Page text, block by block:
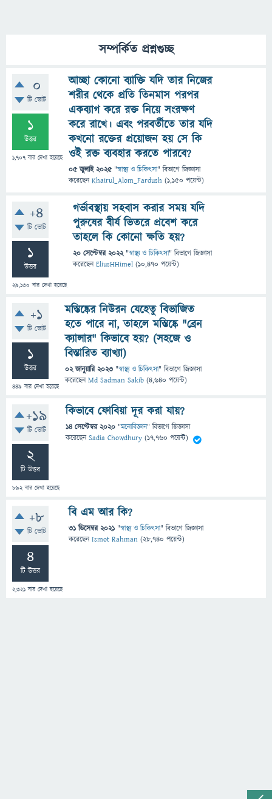
সম্পর্কিত প্রশ্নগুচ্ছ
0
টি ভোট
1
উত্তর
1,707 বার দেখা হয়েছে
আচ্ছা কোনো ব্যাক্তি যদি তার নিজের
শরীর থেকে প্রতি তিনমাস পরপর
একব্যাগ করে রক্ত নিয়ে সংরক্ষণ
করে রাখে। এবং পরবর্তীতে তার যদি
কখনো রক্তের প্রয়োজন হয় সে কি
ওই রক্ত ব্যবহার করতে পারবে?
05 জুলাই 2025 "স্বাস্থ্য ও চিকিৎসা" বিভাগে জিজ্ঞাসা
করেছেনKhairul_Alom_Fardush (1,150 পয়েন্ট)
+4
টি ভোট
1
উত্তর
29,130 বার দেখা হয়েছে
গর্ভাবস্থায় সহবাস করার সময় যদি
পুরুষের বীর্য ভিতরে প্রবেশ করে
তাহলে কি কোনো ক্ষতি হয়?
20 সেপ্টেম্বর 2022 "স্বাস্থ্য ও চিকিৎসা" বিভাগে জিজ্ঞাসা
করেছেনEliusHHimel (10,470 পয়েন্ট)
+1
টি ভোট
1
উত্তর
449 বার দেখা হয়েছে
মস্তিষ্কের নিউরন যেহেতু বিভাজিত
হতে পারে না, তাহলে মস্তিষ্কে "ব্রেন
ক্যান্সার" কিভাবে হয়? (সহজে ও
বিস্তারিত ব্যাখ্যা)
02 জানুয়ারি 2023 "স্বাস্থ্য ও চিকিৎসা" বিভাগে জিজ্ঞাসা
করেছেনMd Sadman Sakib (4,640 পয়েন্ট)
+19
টি ভোট
2
টি উত্তর
892বার দেখা হয়েছে
কিভাবে ফোবিয়া দূর করা যায়?
14 সেপ্টেম্বর 2020 "মনোবিজ্ঞান" বিভাগে জিজ্ঞাসা
করেছেনSadia Chowdhury (17,760 পয়েন্ট)
+8
টি ভোট
4
টি উত্তর
2,321 বার দেখা হয়েছে
বি এম আর কি?
31 ডিসেম্বর 2021 "স্বাস্থ্য ও চিকিৎসা" বিভাগে জিজ্ঞাসা
করেছেনIsmot Rahman (28,740 পয়েন্ট)